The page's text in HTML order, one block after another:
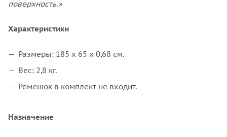
поверхность.»
Характеристики
Размеры: 185 x 65 х 0,68 см.
Вес: 2,8 кг.
Ремешок в комплект не входит.
Назначение